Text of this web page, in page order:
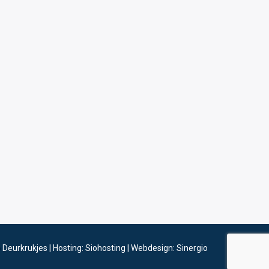
Deurkrukjes Hosting: Siohosting Webdesign: Sinergio